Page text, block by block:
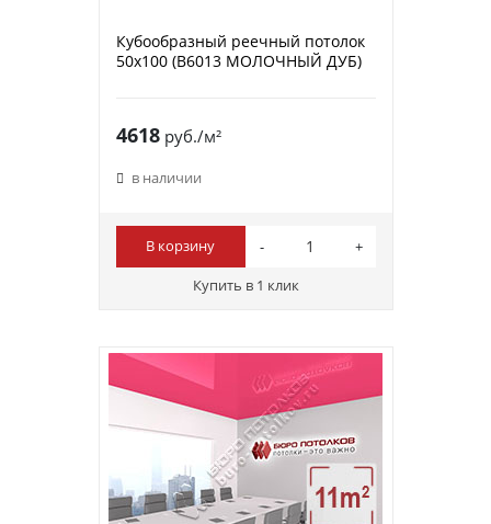
Кубообразный реечный потолок
50х100 (B6013 МОЛОЧНЫЙ ДУБ)
4618руб./м²
в наличии
В корзину
Купить в 1 клик